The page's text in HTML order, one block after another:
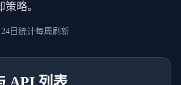
略。
日 统计每周刷新